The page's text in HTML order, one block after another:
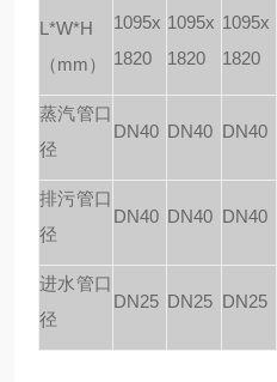
L*W*H
（mm）
1095x
1820
1095x
1820
1095x
1820
蒸汽管口
径
DN40 DN40 DN40
排污管口
径
DN40 DN40 DN40
进水管口
径
DN25 DN25 DN25